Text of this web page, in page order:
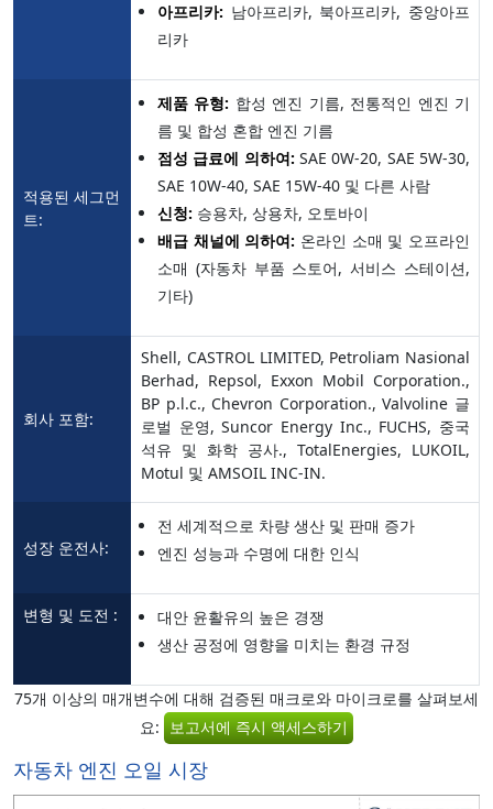
아프리카: 남아프리카, 북아프리카, 중앙아프
리카
적용된 세그먼
트:
제품 유형: 합성 엔진 기름, 전통적인 엔진 기
름 및 합성 혼합 엔진 기름
점성 급료에 의하여: SAE 0W-20, SAE 5W-30,
SAE 10W-40, SAE 15W-40 및 다른 사람
신청: 승용차, 상용차, 오토바이
배급 채널에 의하여: 온라인 소매 및 오프라인
소매 (자동차 부품 스토어, 서비스 스테이션,
기타)
회사 포함:
Shell, CASTROL LIMITED, Petroliam Nasional
Berhad, Repsol, Exxon Mobil Corporation.,
BP p.l.c., Chevron Corporation., Valvoline 글
로벌 운영, Suncor Energy Inc., FUCHS, 중국
석유 및 화학 공사., TotalEnergies, LUKOIL,
Motul 및 AMSOIL INC-IN.
성장 운전사:
전 세계적으로 차량 생산 및 판매 증가
엔진 성능과 수명에 대한 인식
변형 및 도전 :
대안 윤활유의 높은 경쟁
생산 공정에 영향을 미치는 환경 규정
75개 이상의 매개변수에 대해 검증된 매크로와 마이크로를 살펴보세
요: 보고서에 즉시 액세스하기
자동차 엔진 오일 시장